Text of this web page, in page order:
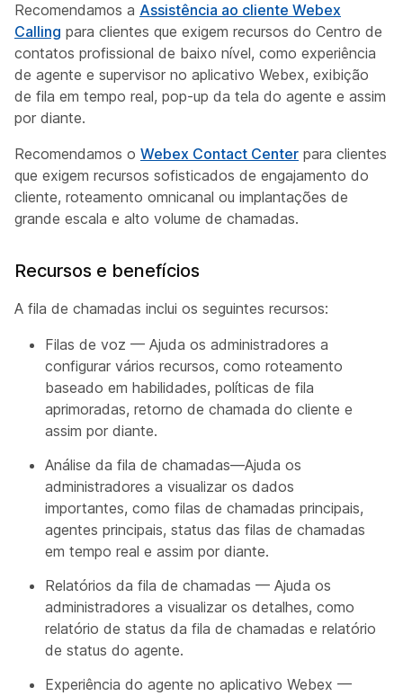
Recomendamos a Assistência ao cliente Webex
Calling para clientes que exigem recursos do Centro de
contatos profissional de baixo nível, como experiência
de agente e supervisor no aplicativo Webex, exibição
de fila em tempo real, pop-up da tela do agente e assim
por diante.
Recomendamos o Webex Contact Center para clientes
que exigem recursos sofisticados de engajamento do
cliente, roteamento omnicanal ou implantações de
grande escala e alto volume de chamadas.
Recursos e benefícios
A fila de chamadas inclui os seguintes recursos:
Filas de voz — Ajuda os administradores a
configurar vários recursos, como roteamento
baseado em habilidades, políticas de fila
aprimoradas, retorno de chamada do cliente e
assim por diante.
Análise da fila de chamadas—Ajuda os
administradores a visualizar os dados
importantes, como filas de chamadas principais,
agentes principais, status das filas de chamadas
em tempo real e assim por diante.
Relatórios da fila de chamadas — Ajuda os
administradores a visualizar os detalhes, como
relatório de status da fila de chamadas e relatório
de status do agente.
Experiência do agente no aplicativo Webex —